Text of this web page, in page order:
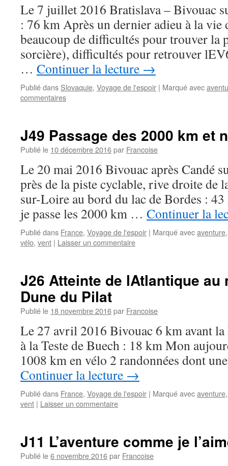
Le 7 juillet 2016 Bratislava – Bivouac
: 76 km Après un dernier adieu à la vie
beaucoup de difficultés pour trouver la
sorcière), difficultés pour retrouver
… Continuer la lecture →
Publié dans Slovaquie, Voyage de l'espoir | Marqué avec
commentaires
J49 Passage des 2000 km et
Publié le 10 décembre 2016par Francoise
Le 20 mai 2016 Bivouac après Candé
près de la piste cyclable, rive droite de
sur-Loire au bord du lac de Bordes :
je passe les 2000 km … Continuer la
Publié dans France, Voyage de l'espoir | Marqué avecaventure
vélo, vent | Laisser un commentaire
J26 Atteinte de lAtlantique au
Dune du Pilat
Publié le 18 novembre 2016par Francoise
Le 27 avril 2016 Bivouac 6 km avant
à la Teste de Buech : 18 km Mon
1008 km en vélo 2 randonnées dont
Continuer la lecture →
Publié dans France, Voyage de l'espoir | Marqué avecaventure
vent | Laisser un commentaire
J11 L’aventure comme je
Publié le6 novembre 2016par Francoise